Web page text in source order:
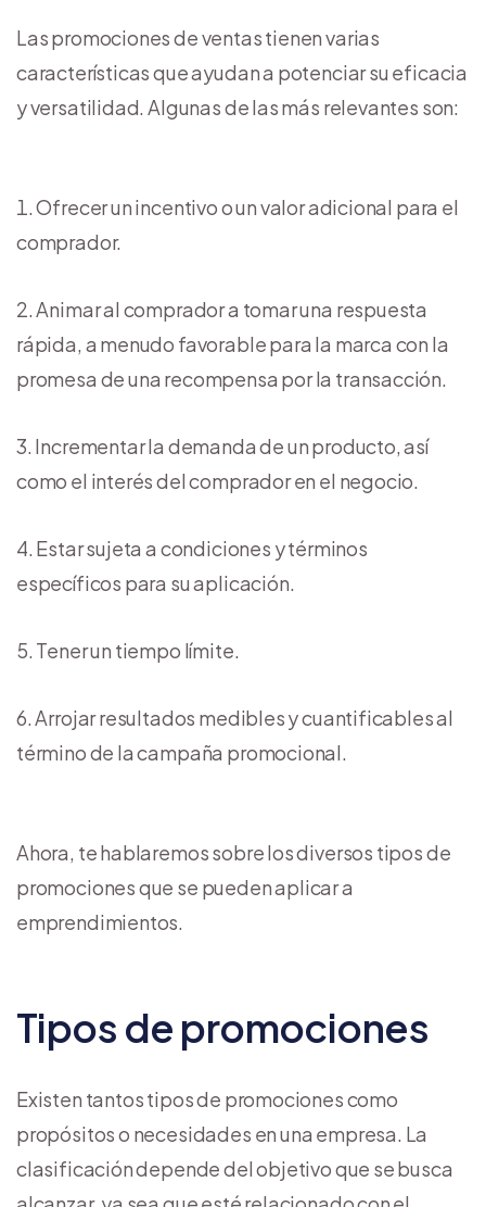
Las promociones de ventas tienen varias
características que ayudan a potenciar su eficacia
y versatilidad. Algunas de las más relevantes son:
Ofrecer un incentivo o un valor adicional para el
comprador.
Animar al comprador a tomar una respuesta
rápida, a menudo favorable para la marca con la
promesa de una recompensa por la transacción.
Incrementar la demanda de un producto, así
como el interés del comprador en el negocio.
Estar sujeta a condiciones y términos
específicos para su aplicación.
Tener un tiempo límite.
Arrojar resultados medibles y cuantificables al
término de la campaña promocional.
Ahora, te hablaremos sobre los diversos tipos de
promociones que se pueden aplicar a
emprendimientos.
Tipos de promociones
Existen tantos tipos de promociones como
propósitos o necesidades en una empresa. La
clasificación depende del objetivo que se busca